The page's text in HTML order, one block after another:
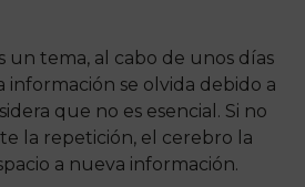
un tema, al cabo de unos días
información se olvida debido a
que no es esencial. Si no
la repetición, el cerebro la
a nueva información.